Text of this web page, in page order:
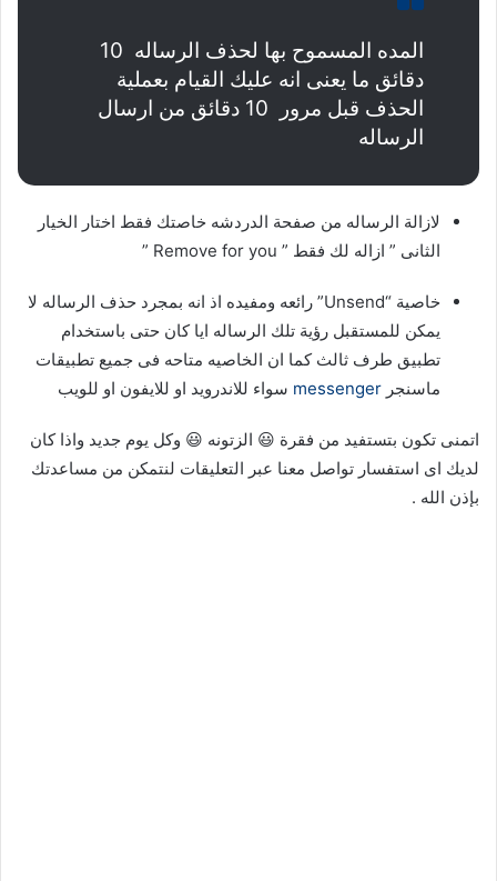
المده المسموح بها لحذف الرساله 10
دقائق ما يعنى انه عليك القيام بعملية
الحذف قبل مرور 10 دقائق من ارسال
الرساله
لازالة الرساله من صفحة الدردشه خاصتك فقط اختار الخيار
الثانى ” ازاله لك فقط ” Remove for you ”
خاصية “Unsend” رائعه ومفيده اذ انه بمجرد حذف الرساله لا
يمكن للمستقبل رؤية تلك الرساله ايا كان حتى باستخدام
تطبيق طرف ثالث كما ان الخاصيه متاحه فى جميع تطبيقات
ماسنجر messenger سواء للاندرويد او للايفون او للويب
اتمنى تكون بتستفيد من فقرة 😃 الزتونه 😃 وكل يوم جديد واذا كان
لديك اى استفسار تواصل معنا عبر التعليقات لنتمكن من مساعدتك
بإذن الله .